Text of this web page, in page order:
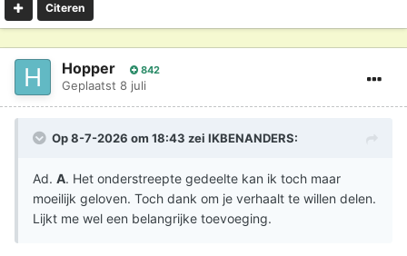
Citeren
Hopper 842
Geplaatst 8 juli
Op 8-7-2026 om 18:43 zei IKBENANDERS:
Ad. A. Het onderstreepte gedeelte kan ik toch maar
moeilijk geloven. Toch dank om je verhaalt te willen delen.
Lijkt me wel een belangrijke toevoeging.